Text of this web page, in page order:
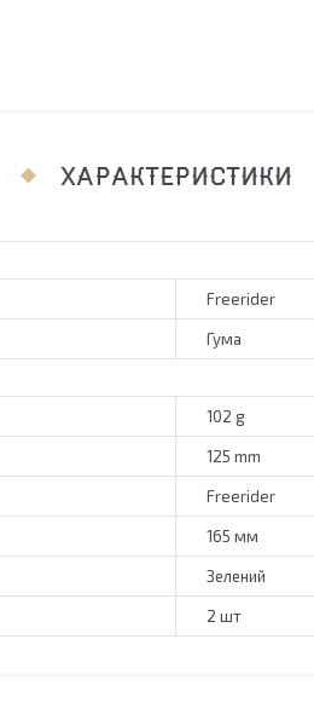
ХАРАКТЕРИСТИКИ
Freerider
Гума
102 g
125 mm
Freerider
165 мм
Зелений
2 шт